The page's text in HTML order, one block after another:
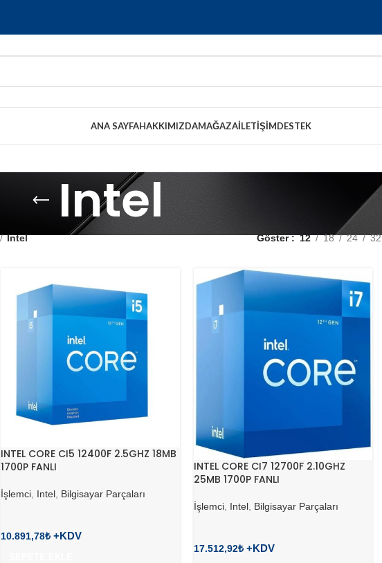
ANA SAYFAHAKKIMIZDAMAĞAZAİLETIŞIMDESTEK
Intel
Intel Göster 12 18 24 32
INTEL CORE CI5 12400F 2.5GHZ 18MB
1700P FANLI
İşlemci, Intel, Bilgisayar Parçaları
10.891,78₺
INTEL CORE CI7 12700F 2.10GHZ
25MB 1700P FANLI
İşlemci, Intel, Bilgisayar Parçaları
17.512,92₺